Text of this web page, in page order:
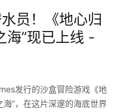
员！《地心归
海”现已上线 -
发行的沙盒冒险游戏《地
”，在这片深邃的海底世界